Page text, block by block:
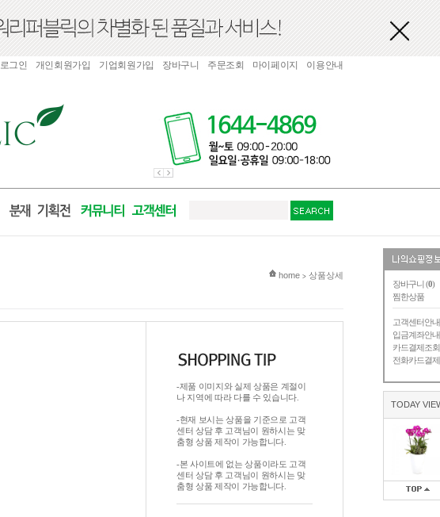
장바구니 (0)
찜한상품
고객센터안내
입금계좌안내
카드결제조회
전화카드결제
TODAY
로그인 개인회원가입 기업회원가입 장바구니 주문조회 마이페이지 이용안내
현재 위치
home > 상품상세
-제품 이미지와 실제 상품은 계절이
나 지역에 따라 다를 수 있습니다.
-현재 보시는 상품을 기준으로 고객
센터 상담 후 고객님이 원하시는 맞
춤형 상품 제작이 가능합니다.
-본 사이트에 없는 상품이라도 고객
센터 상담 후 고객님이 원하시는 맞
춤형 상품 제작이 가능합니다.